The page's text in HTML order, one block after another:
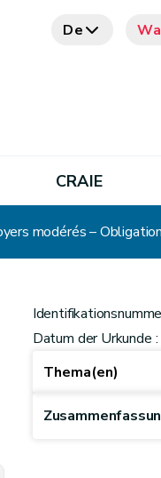
De
CRAIE
Datum der
Thema(en)